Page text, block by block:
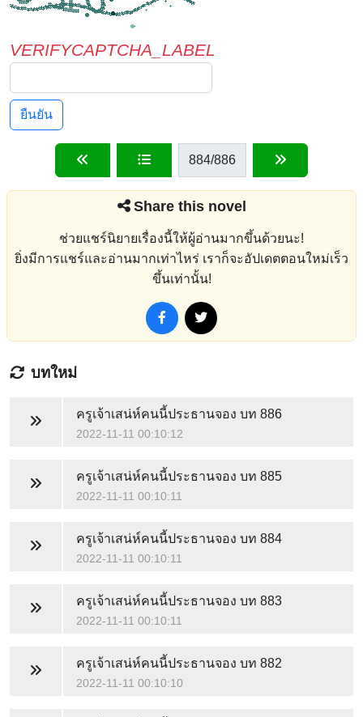
VERIFYCAPTCHA_LABEL
ยืนยัน
884/886
Share this novel
ช่วยแชร์นิยายเรื่องนี้ให้ผู้อ่านมากขึ้นด้วยนะ!
ยิ่งมีการแชร์และอ่านมากเท่าไหร่ เราก็จะอัปเดตตอนใหม่เร็ว
ขึ้นเท่านั้น!
บทใหม่
ครูเจ้าเสน่ห์คนนี้ประธานจอง บท 886
2022-11-11 00:10:12
ครูเจ้าเสน่ห์คนนี้ประธานจอง บท 885
2022-11-11 00:10:11
ครูเจ้าเสน่ห์คนนี้ประธานจอง บท 884
2022-11-11 00:10:11
ครูเจ้าเสน่ห์คนนี้ประธานจอง บท 883
2022-11-11 00:10:11
ครูเจ้าเสน่ห์คนนี้ประธานจอง บท 882
2022-11-11 00:10:10